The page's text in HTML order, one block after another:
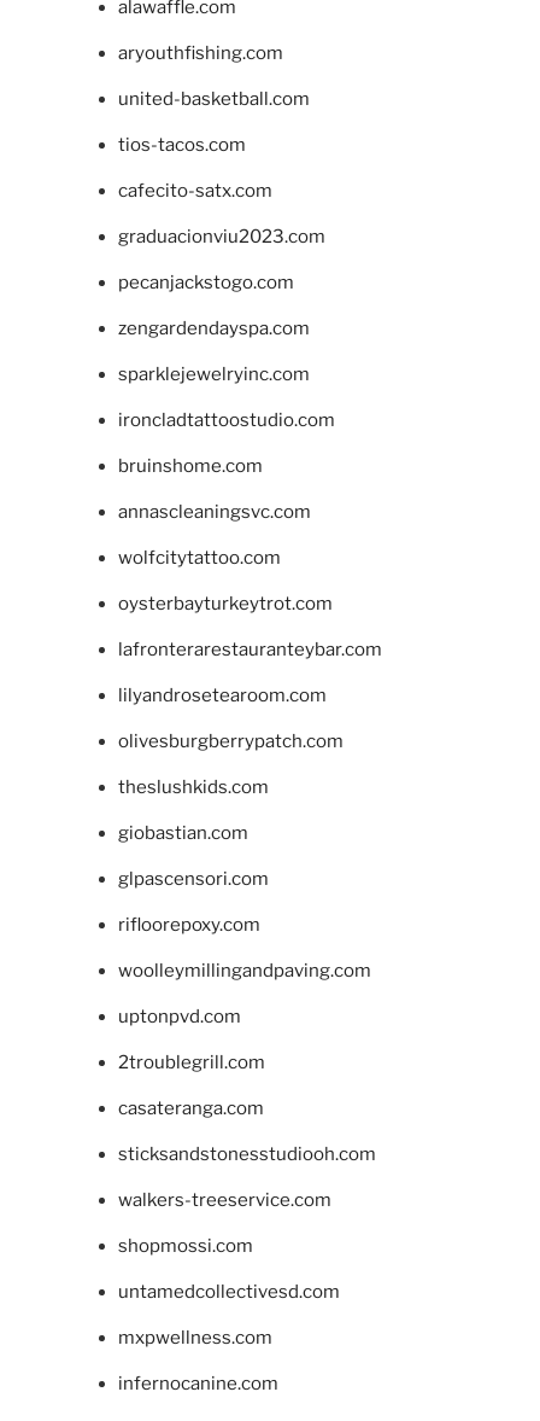
alawaffle.com
aryouthfishing.com
united-basketball.com
tios-tacos.com
cafecito-satx.com
graduacionviu2023.com
pecanjackstogo.com
zengardendayspa.com
sparklejewelryinc.com
ironcladtattoostudio.com
bruinshome.com
annascleaningsvc.com
wolfcitytattoo.com
oysterbayturkeytrot.com
lafronterarestauranteybar.com
lilyandrosetearoom.com
olivesburgberrypatch.com
theslushkids.com
giobastian.com
glpascensori.com
rifloorepoxy.com
woolleymillingandpaving.com
uptonpvd.com
2troublegrill.com
casateranga.com
sticksandstonesstudiooh.com
walkers-treeservice.com
shopmossi.com
untamedcollectivesd.com
mxpwellness.com
infernocanine.com